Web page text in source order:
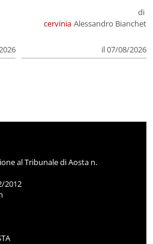
cervinia
di
Alessandro Bianchet
il 07/08/2026
al Tribunale di Aosta n.
2012